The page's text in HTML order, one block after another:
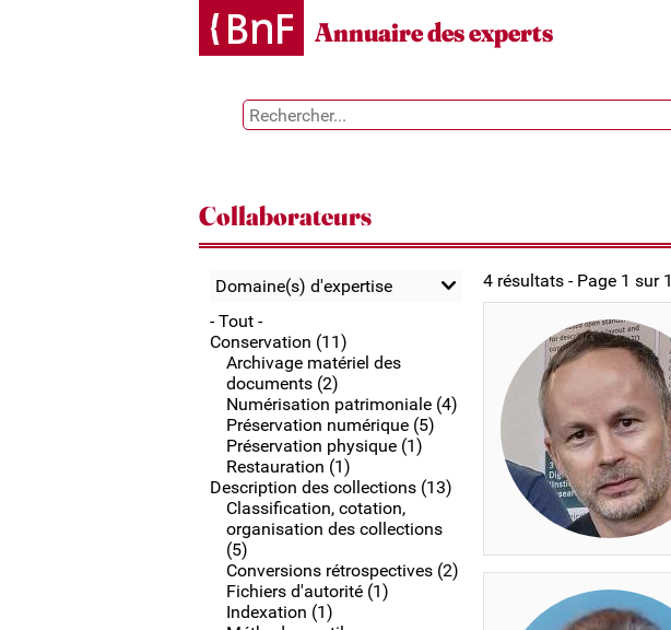
Annuaire des experts
Collaborateurs
Domaine(s) d'expertise
- Tout -
Conservation (11)
Archivage matériel des
documents (2)
Numérisation patrimoniale (4)
Préservation numérique (5)
Préservation physique (1)
Restauration (1)
Description des collections (13)
Classification, cotation,
organisation des collections
(5)
Conversions rétrospectives (2)
Fichiers d'autorité (1)
Indexation (1)
4 résultats - Page 1 sur 1